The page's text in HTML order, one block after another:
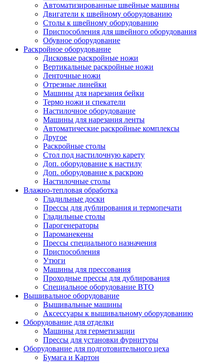
Автоматизированные швейные машины
Двигатели к швейному оборудованию
Столы к швейному оборудованию
Приспособления для швейного оборудования
Обувное оборудование
Раскройное оборудование
Дисковые раскройные ножи
Вертикальные раскройные ножи
Ленточные ножи
Отрезные линейки
Машины для нарезания бейки
Термо ножи и спекатели
Настилочное оборудование
Машины для нарезания ленты
Автоматические раскройные комплексы
Другое
Раскройные столы
Стол под настилочную карету
Доп. оборудование к настилу
Доп. оборудование к раскрою
Настилочные столы
Влажно-тепловая обработка
Гладильные доски
Прессы для дублирования и термопечати
Гладильные столы
Парогенераторы
Пароманекены
Прессы специального назначения
Приспособления
Утюги
Машины для прессования
Проходные прессы для дублирования
Специальное оборудование ВТО
Вышивальное оборудование
Вышивальные машины
Аксессуары к вышивальному оборудованию
Оборудование для отделки
Машины для герметизации
Прессы для установки фурнитуры
Оборудование для подготовительного цеха
Бумага и Картон